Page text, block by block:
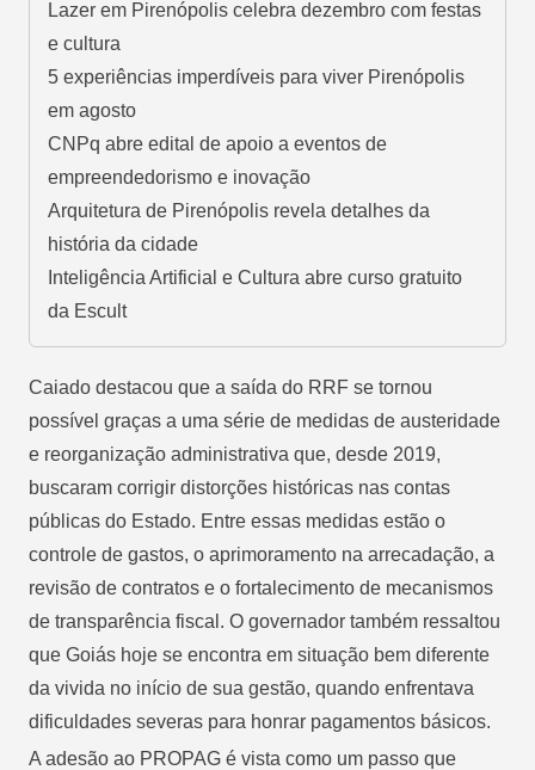
Lazer em Pirenópolis celebra dezembro com festas
e cultura
5 experiências imperdíveis para viver Pirenópolis
em agosto
CNPq abre edital de apoio a eventos de
empreendedorismo e inovação
Arquitetura de Pirenópolis revela detalhes da
história da cidade
Inteligência Artificial e Cultura abre curso gratuito
da Escult
Caiado destacou que a saída do RRF se tornou
possível graças a uma série de medidas de austeridade
e reorganização administrativa que, desde 2019,
buscaram corrigir distorções históricas nas contas
públicas do Estado. Entre essas medidas estão o
controle de gastos, o aprimoramento na arrecadação, a
revisão de contratos e o fortalecimento de mecanismos
de transparência fiscal. O governador também ressaltou
que Goiás hoje se encontra em situação bem diferente
da vivida no início de sua gestão, quando enfrentava
dificuldades severas para honrar pagamentos básicos.
A adesão ao PROPAG é vista como um passo que